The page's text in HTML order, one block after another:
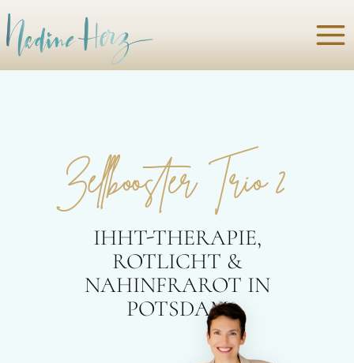
Zum
Inhalt
springen
Zellbooster Trio 2
IHHT-THERAPIE,
ROTLICHT &
NAHINFRAROT IN
POTSDAM